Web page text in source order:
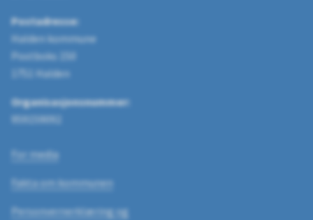
Postadresse:
Halden kommune
Postboks 150
1751 Halden
Organisasjonsnummer:
959159092
For media
Fakta om kommunen
Personvernerklæring og